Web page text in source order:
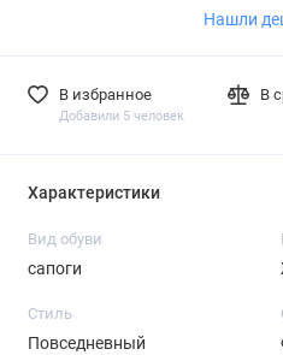
Нашли
В избранное
Добавили 5 человек
В
Характеристики
Вид обуви
сапоги
Стиль
Повседневный